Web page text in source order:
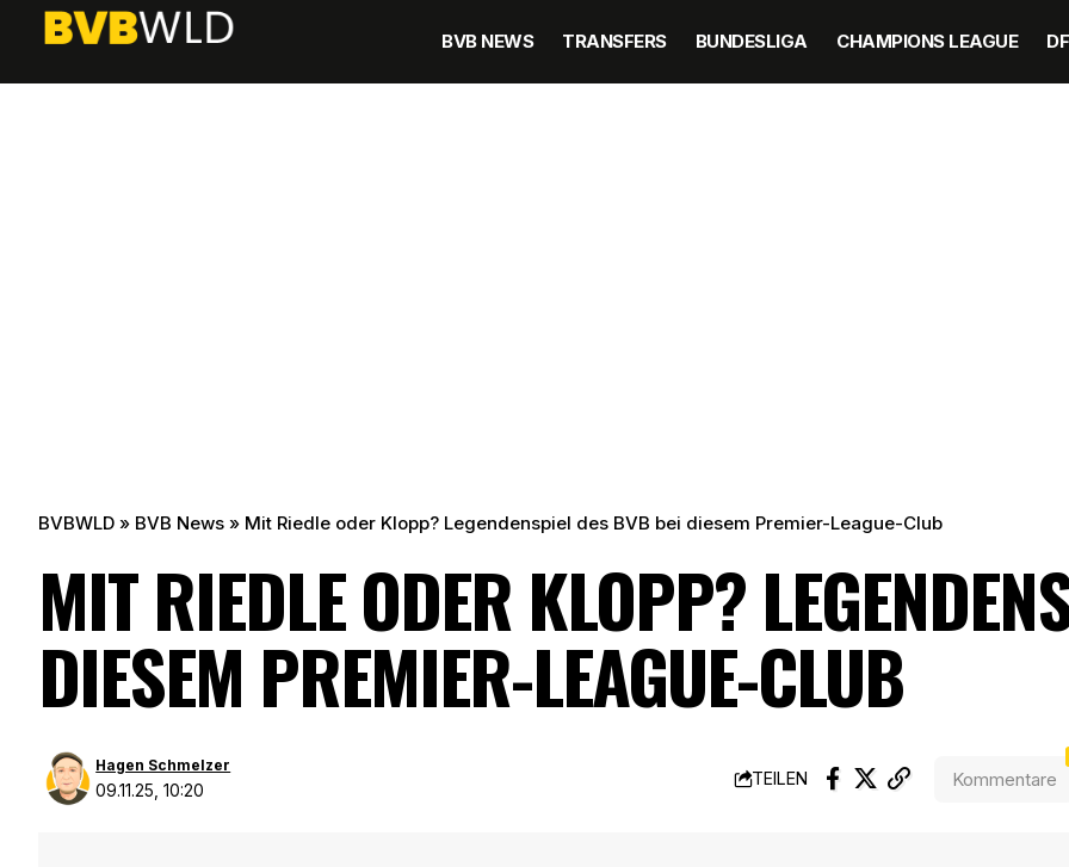
BVB NEWS TRANSFERS BUNDESLIGA CHAMPIONS LEAGUE
BVBWLD » BVB News » Mit Riedle oder Klopp? Legendenspiel des BVB bei diesem Premier-League-Club
MIT RIEDLE ODER KLOPP?
DIESEM PREMIER-LEAGUE-CLUB
09.11.25, 10:20
Hagen Schmelzer
TEILEN Kommentare